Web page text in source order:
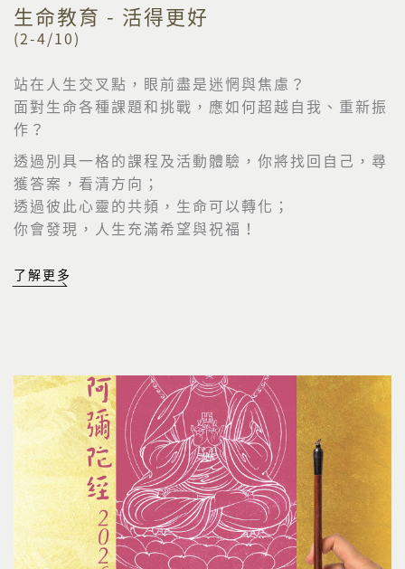
生命教育 - 活得更好
(2-4/10)
站在人生交叉點，眼前盡是迷惘與焦慮？
面對生命各種課題和挑戰，應如何超越自我、重新振
作？
透過別具一格的課程及活動體驗，你將找回自己，尋
獲答案，看清方向；
透過彼此心靈的共頻，生命可以轉化；
你會發現，人生充滿希望與祝福！
了解更多